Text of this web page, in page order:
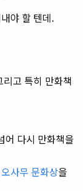
야 할 텐데.
고 특히 만화책
어 다시 만화책을
사무 문화상을